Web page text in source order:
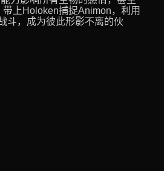
上Holoken捕捉Animon，利用
斗，成为彼此形影不离的伙